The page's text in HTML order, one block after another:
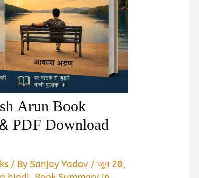
Arun Book
PDF Download
/ BySanjay Yadav /जून 28,